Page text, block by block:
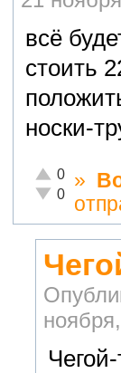
всё
стоить
носки-
Отлично!
0
Неадекватно!
0
»